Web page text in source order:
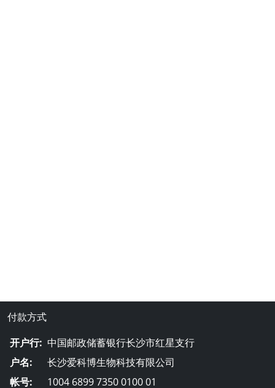
付款方式
开户行: 中国邮政储蓄银行长沙市红星支行
户名:
长沙爱科博生物科技有限公司
帐号:
1004 6899 7350 0100 01